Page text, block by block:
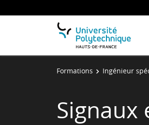
Formations Ingénieur
Signaux